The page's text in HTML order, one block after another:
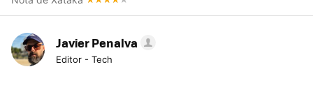
Javier Penalva
Editor - Tech